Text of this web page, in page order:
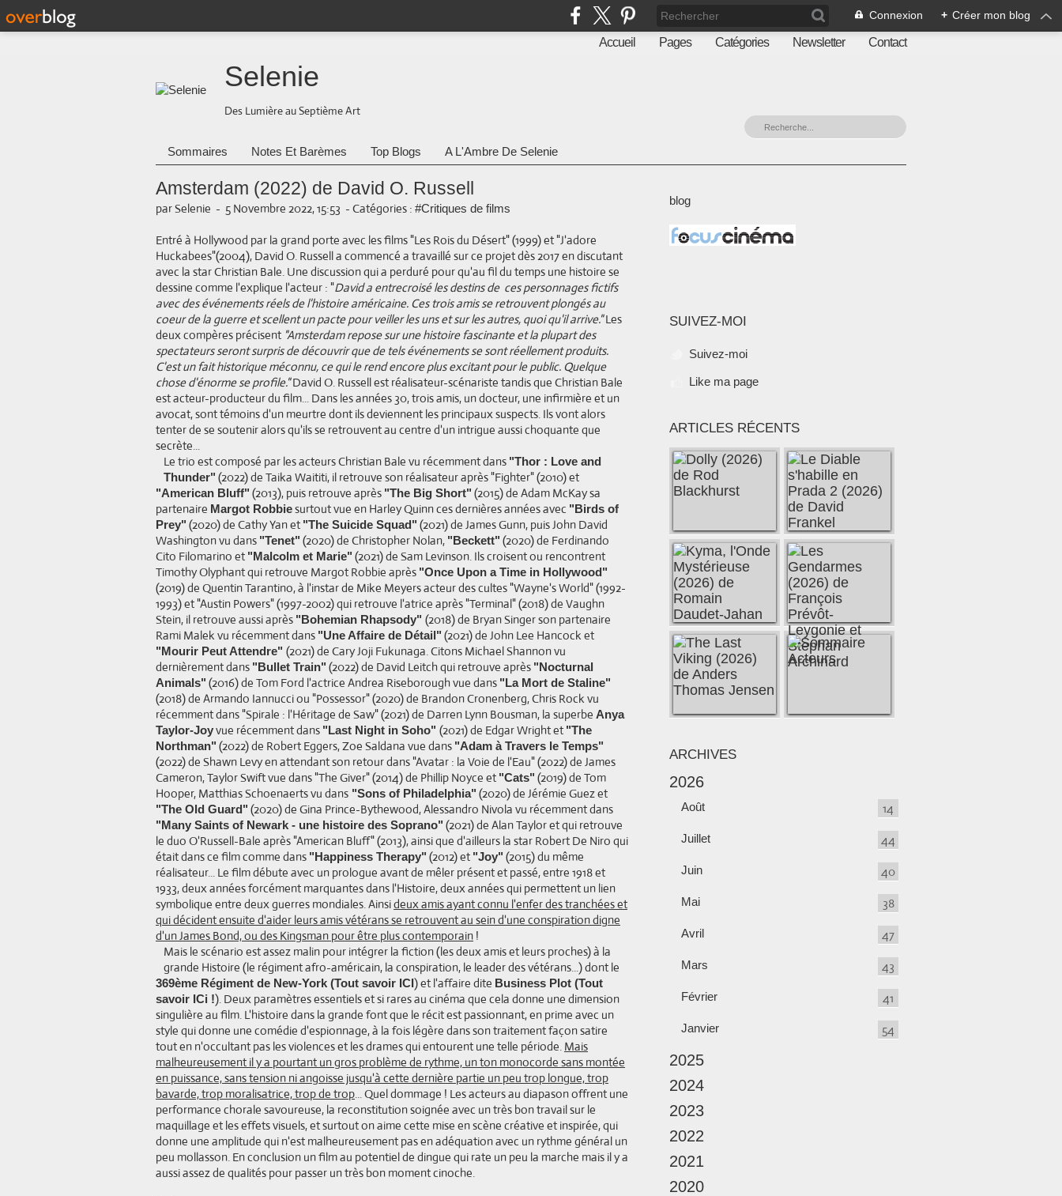
Connexion + Créer mon blog
Accueil Pages Catégories Newsletter Contact
Selenie
Des Lumière au Septième Art
Sommaires Notes Et Barèmes Top Blogs A L'Ambre De Selenie
Amsterdam (2022) de David O. Russell
par Selenie - 5 Novembre 2022, 15:53 - Catégories : #Critiques de films
Entré à Hollywood par la grand porte avec les films "Les Rois du Désert" (1999) et "J'adore
Huckabees"(2004), David O. Russell a commencé a travaillé sur ce projet dès 2017 en discutant
avec la star Christian Bale. Une discussion qui a perduré pour qu'au fil du temps une histoire se
dessine comme l'explique l'acteur : "David a entrecroisé les destins de ces personnages fictifs
avec des événements réels de l'histoire américaine. Ces trois amis se retrouvent plongés au
coeur de la guerre et scellent un pacte pour veiller les uns et sur les autres, quoi qu'il arrive."Les
deux compères précisent "Amsterdam repose sur une histoire fascinante et la plupart des
spectateurs seront surpris de découvrir que de tels événements se sont réellement produits.
C'est un fait historique méconnu, ce qui le rend encore plus excitant pour le public. Quelque
chose d'énorme se profile."David O. Russell est réalisateur-scénariste tandis que Christian Bale
est acteur-producteur du film... Dans les années 30, trois amis, un docteur, une infirmière et un
avocat, sont témoins d'un meurtre dont ils deviennent les principaux suspects. Ils vont alors
tenter de se soutenir alors qu'ils se retrouvent au centre d'un intrigue aussi choquante que
secrète...
Le trio est composé par les acteurs Christian Bale vu récemment dans "Thor : Love and
Thunder" (2022) de Taika Waititi, il retrouve son réalisateur après "Fighter" (2010) et
"American Bluff" (2013), puis retrouve après "The Big Short" (2015) de Adam McKay sa
partenaire Margot Robbiesurtout vue en Harley Quinn ces dernières années avec "Birds of
Prey" (2020) de Cathy Yan et "The Suicide Squad" (2021) de James Gunn, puis John David
Washington vu dans "Tenet" (2020) de Christopher Nolan, "Beckett" (2020) de Ferdinando
Cito Filomarino et "Malcolm et Marie" (2021) de Sam Levinson. Ils croisent ou rencontrent
Timothy Olyphant qui retrouve Margot Robbie après "Once Upon a Time in Hollywood"
(2019) de Quentin Tarantino, à l'instar de Mike Meyers acteur des cultes "Wayne's World" (1992-
1993) et "Austin Powers" (1997-2002) qui retrouve l'atrice après "Terminal" (2018) de Vaughn
Stein, il retrouve aussi après "Bohemian Rhapsody" (2018) de Bryan Singer son partenaire
Rami Malek vu récemment dans "Une Affaire de Détail" (2021) de John Lee Hancock et
"Mourir Peut Attendre" (2021) de Cary Joji Fukunaga. Citons Michael Shannon vu
dernièrement dans "Bullet Train" (2022) de David Leitch qui retrouve après "Nocturnal
Animals" (2016) de Tom Ford l'actrice Andrea Riseborough vue dans "La Mort de Staline"
(2018) de Armando Iannucci ou "Possessor" (2020) de Brandon Cronenberg, Chris Rock vu
récemment dans "Spirale : l'Héritage de Saw" (2021) de Darren Lynn Bousman, la superbe Anya
Taylor-Joyvue récemment dans "Last Night in Soho" (2021) de Edgar Wright et "The
Northman" (2022) de Robert Eggers, Zoe Saldana vue dans "Adam à Travers le Temps"
(2022) de Shawn Levy en attendant son retour dans "Avatar : la Voie de l'Eau" (2022) de James
Cameron, Taylor Swift vue dans "The Giver" (2014) de Phillip Noyce et "Cats" (2019) de Tom
Hooper, Matthias Schoenaerts vu dans "Sons of Philadelphia" (2020) de Jérémie Guez et
"The Old Guard" (2020) de Gina Prince-Bythewood, Alessandro Nivola vu récemment dans
"Many Saints of Newark - une histoire des Soprano" (2021) de Alan Taylor et qui retrouve
le duo O'Russell-Bale après "American Bluff" (2013), ainsi que d'ailleurs la star Robert De Niro qui
était dans ce film comme dans "Happiness Therapy" (2012) et "Joy" (2015) du même
réalisateur... Le film débute avec un prologue avant de mêler présent et passé, entre 1918 et
1933, deux années forcément marquantes dans l'Histoire, deux années qui permettent un lien
symbolique entre deux guerres mondiales. Ainsideux amis ayant connu l'enfer des tranchées et
qui décident ensuite d'aider leurs amis vétérans se retrouvent au sein d'une conspiration digne
d'un James Bond, ou des Kingsman pour être plus contemporain !
Mais le scénario est assez malin pour intégrer la fiction (les deux amis et leurs proches) à la
grande Histoire (le régiment afro-américain, la conspiration, le leader des vétérans...) dont le
369ème Régiment de New-York (Tout savoir ICI) et l'affaire dite Business Plot (Tout
savoir ICi !). Deux paramètres essentiels et si rares au cinéma que cela donne une dimension
singulière au film. L'histoire dans la grande font que le récit est passionnant, en prime avec un
style qui donne une comédie d'espionnage, à la fois légère dans son traitement façon satire
tout en n'occultant pas les violences et les drames qui entourent une telle période. Mais
malheureusement il y a pourtant un gros problème de rythme, un ton monocorde sans montée
en puissance, sans tension ni angoisse jusqu'à cette dernière partie un peu trop longue, trop
bavarde, trop moralisatrice, trop de trop... Quel dommage ! Les acteurs au diapason offrent une
performance chorale savoureuse, la reconstitution soignée avec un très bon travail sur le
maquillage et les effets visuels, et surtout on aime cette mise en scène créative et inspirée, qui
donne une amplitude qui n'est malheureusement pas en adéquation avec un rythme général un
peu mollasson. En conclusion un film au potentiel de dingue qui rate un peu la marche mais il y a
aussi assez de qualités pour passer un très bon moment cinoche.
blog
SUIVEZ-MOI
Suivez-moi
Like ma page
ARTICLES RÉCENTS
ARCHIVES
2026
Août 14
Juillet 44
Juin 40
Mai 38
Avril 47
Mars 43
Février 41
Janvier 54
2025
2024
2023
2022
2021
2020